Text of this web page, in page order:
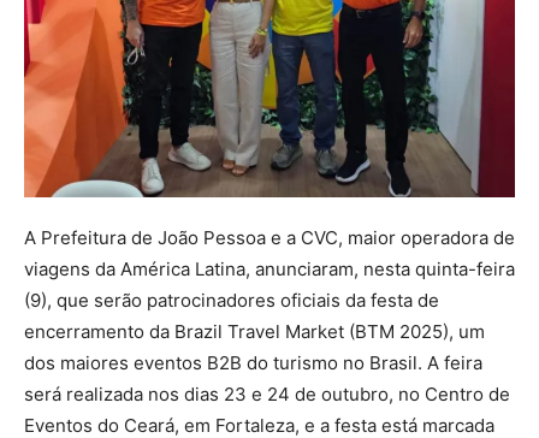
A Prefeitura de João Pessoa e a CVC, maior operadora de
viagens da América Latina, anunciaram, nesta quinta-feira
(9), que serão patrocinadores oficiais da festa de
encerramento da Brazil Travel Market (BTM 2025), um
dos maiores eventos B2B do turismo no Brasil. A feira
será realizada nos dias 23 e 24 de outubro, no Centro de
Eventos do Ceará, em Fortaleza, e a festa está marcada